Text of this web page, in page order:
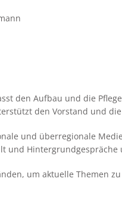
den Aufbau und die
den Vorstand und
und überregionale
und
um aktuelle Themen